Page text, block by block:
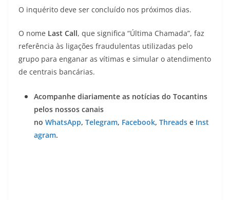
O inquérito deve ser concluído nos próximos dias.
O nome Last Call, que significa “Última Chamada”, faz
referência às ligações fraudulentas utilizadas pelo
grupo para enganar as vítimas e simular o atendimento
de centrais bancárias.
Acompanhe diariamente as notícias do Tocantins
pelos nossos canais
no WhatsApp, Telegram, Facebook, Threads e Inst
agram.